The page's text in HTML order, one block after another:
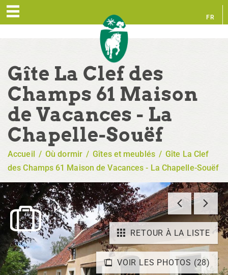
FR
Gîte La Clef des
Champs 61 Maison
de Vacances - La
Chapelle-Souëf
Accueil / Où dormir / Gîtes et meublés / Gîte La Clef
des Champs 61 Maison de Vacances - La Chapelle-Souëf
VOIR LES PHOTOS (28)
RETOUR À LA LISTE